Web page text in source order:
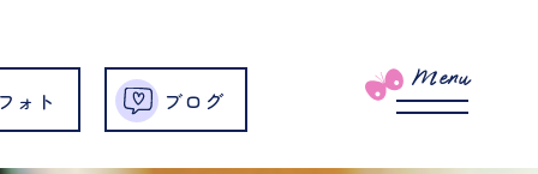
ォト ブログ
Menu